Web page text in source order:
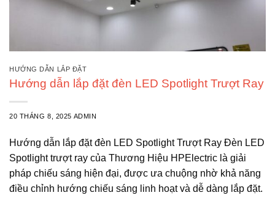
HƯỚNG DẪN LẮP ĐẶT
Hướng dẫn lắp đặt đèn LED Spotlight Trượt Ray
20 THÁNG 8, 2025 ADMIN
Hướng dẫn lắp đặt đèn LED Spotlight Trượt Ray Đèn LED
Spotlight trượt ray của Thương Hiệu HPElectric là giải
pháp chiếu sáng hiện đại, được ưa chuộng nhờ khả năng
điều chỉnh hướng chiếu sáng linh hoạt và dễ dàng lắp đặt.